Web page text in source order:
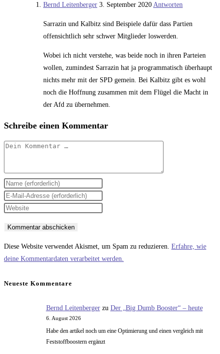
Bernd Leitenberger 3. September 2020 Antworten
Sarrazin und Kalbitz sind Beispiele dafür dass Partien
offensichtlich sehr schwer Mitglieder loswerden.
Wobei ich nicht verstehe, was beide noch in ihren Parteien
wollen, zumindest Sarrazin hat ja programmatisch überhaupt
nichts mehr mit der SPD gemein. Bei Kalbitz gibt es wohl
noch die Hoffnung zusammen mit dem Flügel die Macht in
der Afd zu übernehmen.
Schreibe einen Kommentar
Kommentar
Gib
deinen
Namen
zum
Kommentieren
Gib
deine
Adresse
zum
ein
Gib
URL
ein
Diese Website verwendet Akismet, um Spam zu reduzieren. Erfahre, wie
deine Kommentardaten verarbeitet werden.
Neueste Kommentare
Bernd Leitenbergerzu Der „Big Dumb Booster“ – heute
6. August 2026
Habe den artikel noch um eine Optimierung und einen vergleich mit
Feststoffboostern ergänzt